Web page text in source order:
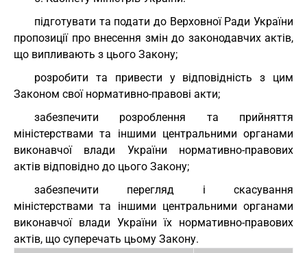
підготувати та подати до Верховної Ради України
пропозиції про внесення змін до законодавчих актів,
що випливають з цього Закону;
розробити та привести у відповідність з цим
Законом свої нормативно-правові акти;
забезпечити розроблення та прийняття
міністерствами та іншими центральними органами
виконавчої влади України нормативно-правових
актів відповідно до цього Закону;
забезпечити перегляд і скасування
міністерствами та іншими центральними органами
виконавчої влади України їх нормативно-правових
актів, що суперечать цьому Закону.